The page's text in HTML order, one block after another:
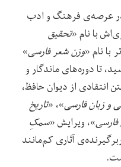
در عرصه‌ی فرهنگ و ادب
با نام «تحقیق
با نام «وزن شعر فارسی»
تا دوره‌های ماندگار و
انتقادی از دیوان حافظ،
و زبان فارسی»، «تاریخ
»، ویرایش «سمکِ
آثاری کم‌مانند